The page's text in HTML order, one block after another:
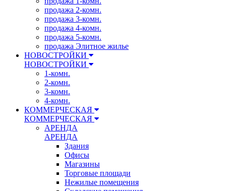
продажа 2-комн.
продажа 3-комн.
продажа 4-комн.
продажа 5-комн.
продажа Элитное жилье
НОВОСТРОЙКИ
НОВОСТРОЙКИ
1-комн.
2-комн.
3-комн.
4-комн.
КОММЕРЧЕСКАЯ
КОММЕРЧЕСКАЯ
АРЕНДА
АРЕНДА
Здания
Офисы
Магазины
Торговые площади
Нежилые помещения